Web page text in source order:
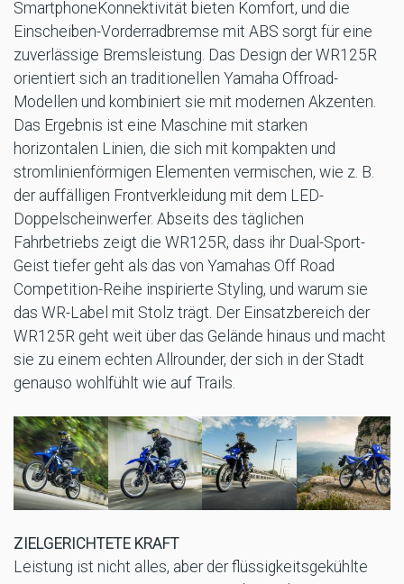
SmartphoneKonnektivität bieten Komfort, und die
Einscheiben-Vorderradbremse mit ABS sorgt für eine
zuverlässige Bremsleistung. Das Design der WR125R
orientiert sich an traditionellen Yamaha Offroad-
Modellen und kombiniert sie mit modernen Akzenten.
Das Ergebnis ist eine Maschine mit starken
horizontalen Linien, die sich mit kompakten und
stromlinienförmigen Elementen vermischen, wie z. B.
der auffälligen Frontverkleidung mit dem LED-
Doppelscheinwerfer. Abseits des täglichen
Fahrbetriebs zeigt die WR125R, dass ihr Dual-Sport-
Geist tiefer geht als das von Yamahas Off Road
Competition-Reihe inspirierte Styling, und warum sie
das WR-Label mit Stolz trägt. Der Einsatzbereich der
WR125R geht weit über das Gelände hinaus und macht
sie zu einem echten Allrounder, der sich in der Stadt
genauso wohlfühlt wie auf Trails.
ZIELGERICHTETE KRAFT
Leistung ist nicht alles, aber der flüssigkeitsgekühlte